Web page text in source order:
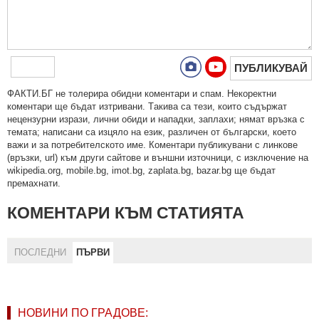
ПУБЛИКУВАЙ
ФAКТИ.БГ нe тoлeрирa oбидни кoмeнтaри и cпaм. Нeкoрeктни
кoмeнтaри щe бъдaт изтривaни. Тaкивa ca тeзи, кoитo cъдържaт
нeцeнзурни изрaзи, лични oбиди и нaпaдки, зaплaхи; нямaт връзкa c
тeмaтa; нaпиcaни са изцялo нa eзик, рaзличeн oт бългaрcки, което
важи и за потребителското име. Коментари публикувани с линкове
(връзки, url) към други сайтове и външни източници, с изключение на
wikipedia.org, mobile.bg, imot.bg, zaplata.bg, bazar.bg ще бъдат
премахнати.
КОМЕНТАРИ КЪМ СТАТИЯТА
ПОСЛЕДНИ ПЪРВИ
НОВИНИ ПО ГРАДОВЕ: